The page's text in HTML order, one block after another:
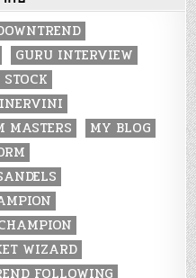
GURU INTERVIEW
MASTERS
MY BLOG
WIZARD